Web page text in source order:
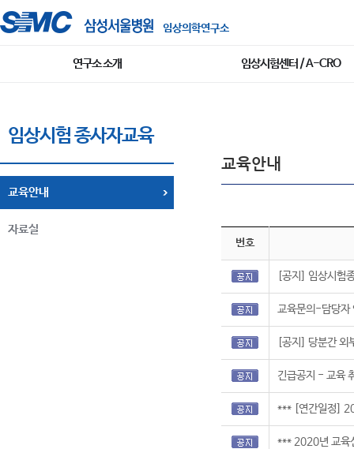
임상의학연구소
연구소 소개 임상시험센터 / A-CRO
임상시험 종사자교육
교육안내
자료실
교육안내
번호
[공지] 임상시험
교육문의-담당자
[공지] 당분간 외
긴급공지 - 교육
*** [연간일정]
*** 2020년 교육